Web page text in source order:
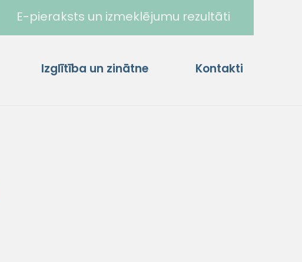
E-pieraksts un izmeklējumu rezultāti
Izglītība un zinātne Kontakti